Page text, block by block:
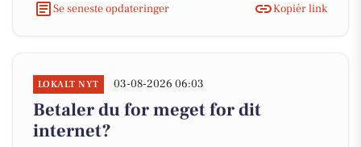
Se seneste opdateringer
Kopiér link
LOKALT NYT 03-08-2026 06:03
Betaler du for meget for dit
internet?